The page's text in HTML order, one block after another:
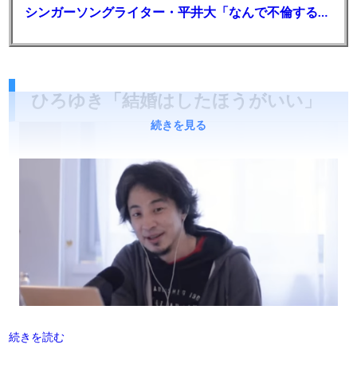
シンガーソングライター・平井大「なんで不倫するか知ってる？妥協で結婚するからさ。」←浅すぎると大炎上
ひろゆき「結婚はしたほうがいい」
続きを読む
続きを見る